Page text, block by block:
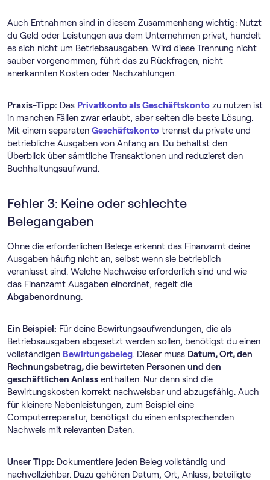
Auch Entnahmen sind in diesem Zusammenhang wichtig: Nutzt
du Geld oder Leistungen aus dem Unternehmen privat, handelt
es sich nicht um Betriebsausgaben. Wird diese Trennung nicht
sauber vorgenommen, führt das zu Rückfragen, nicht
anerkannten Kosten oder Nachzahlungen.
Praxis-Tipp: Das Privatkonto als Geschäftskonto zu nutzen ist
in manchen Fällen zwar erlaubt, aber selten die beste Lösung.
Mit einem separaten Geschäftskonto trennst du private und
betriebliche Ausgaben von Anfang an. Du behältst den
Überblick über sämtliche Transaktionen und reduzierst den
Buchhaltungsaufwand.
Fehler 3: Keine oder schlechte
Belegangaben
Ohne die erforderlichen Belege erkennt das Finanzamt deine
Ausgaben häufig nicht an, selbst wenn sie betrieblich
veranlasst sind. Welche Nachweise erforderlich sind und wie
das Finanzamt Ausgaben einordnet, regelt die
Abgabenordnung.
Ein Beispiel: Für deine Bewirtungsaufwendungen, die als
Betriebsausgaben abgesetzt werden sollen, benötigst du einen
vollständigen Bewirtungsbeleg. Dieser muss Datum, Ort, den
Rechnungsbetrag, die bewirteten Personen und den
geschäftlichen Anlass enthalten. Nur dann sind die
Bewirtungskosten korrekt nachweisbar und abzugsfähig. Auch
für kleinere Nebenleistungen, zum Beispiel eine
Computerreparatur, benötigst du einen entsprechenden
Nachweis mit relevanten Daten.
Unser Tipp: Dokumentiere jeden Beleg vollständig und
nachvollziehbar. Dazu gehören Datum, Ort, Anlass, beteiligte